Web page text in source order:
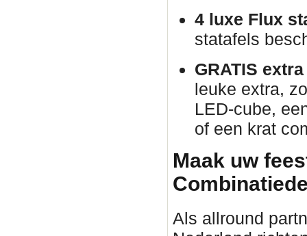
4 luxe Flux
statafels
GRATIS
leuke extra,
LED-cube,
of een krat
Maak uw
Als allround